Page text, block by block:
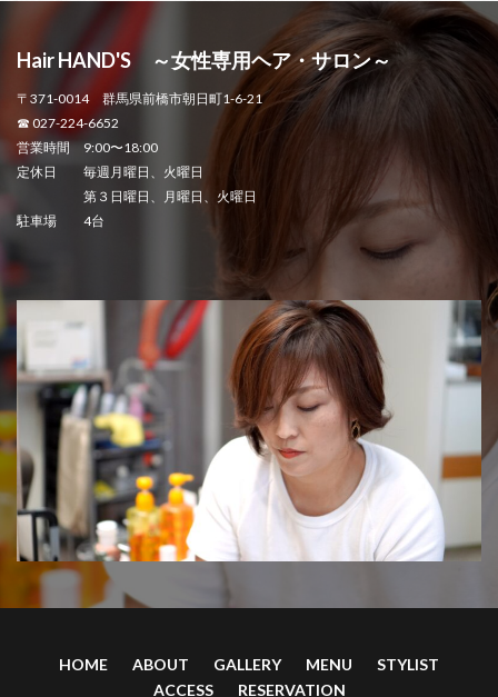
Hair HAND'S ～女性専用ヘア・サロン～
〒371-0014 群馬県前橋市朝日町1-6-21
☎ 027-224-6652
営業時間 9:00〜18:00
定休日 毎週月曜日、火曜日
第３日曜日、月曜日、火曜日
駐車場 4台
HOME ABOUT GALLERY MENU
STYLIST
ACCESS
RESERVATION